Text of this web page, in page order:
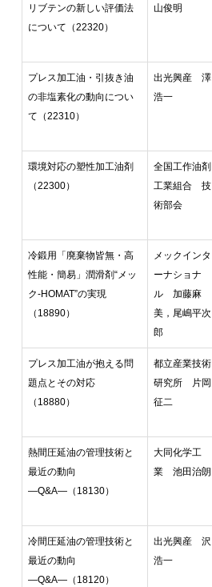
リブテンの新しい評価法
について（22320）
山俊明
プレス加工油・引抜き油
の非塩素化の動向につい
て（22310）
出光興産 澤
浩一
環境対応の塑性加工油剤
（22300）
全国工作油剤
工業組合 技
術部会
冷鍛用「廃棄物皆無・高
性能・簡易」潤滑剤“メッ
ク-HOMAT”の実現
（18890）
メックインタ
ーナショナ
ル 加藤麻
美，尾嶋平次
郎
プレス加工油が抱える問
題点とその対応
（18880）
都立産業技術
研究所 片岡
征二
熱間圧延油の管理技術と
最近の動向
―Q&A―（18130）
大同化学工
業 池田治朗
冷間圧延油の管理技術と
最近の動向
―Q&A―（18120）
出光興産 沢
浩一